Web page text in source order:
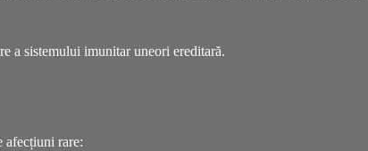
a sistemului imunitaruneori ereditară.
afecțiuni rare: